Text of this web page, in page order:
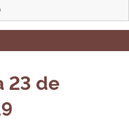
23 de